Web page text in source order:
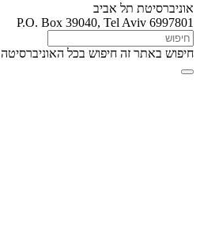
אוניברסיטת תל אביב
P.O. Box 39040, Tel Aviv 6997801
חיפוש באתר זה חיפוש בכל האוניברסיטה